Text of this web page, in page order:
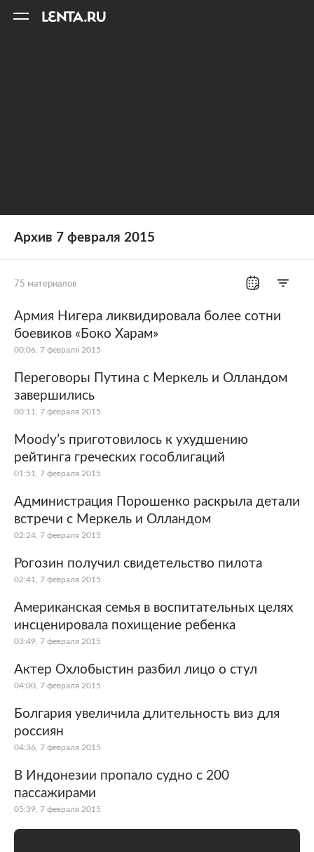
Архив 7 февраля 2015
75 материалов
Все рубрики Россия
Мир
Экономика Силовые структуры
Наука и техника
Культура Интернет и СМИ
Ценности
Из жизни Среда обитания
Забота о себе
Армия Нигера ликвидировала более сотни
боевиков «Боко Харам»
00:06, 7 февраля 2015
Переговоры Путина с Меркель и Олландом
завершились
00:11, 7 февраля 2015
Moody’s приготовилось к ухудшению
рейтинга греческих гособлигаций
01:51, 7 февраля 2015
Администрация Порошенко раскрыла детали
встречи с Меркель и Олландом
02:24, 7 февраля 2015
Рогозин получил свидетельство пилота
02:41, 7 февраля 2015
Американская семья в воспитательных целях
инсценировала похищение ребенка
03:49, 7 февраля 2015
Актер Охлобыстин разбил лицо о стул
04:00, 7 февраля 2015
Болгария увеличила длительность виз для
россиян
04:36, 7 февраля 2015
В Индонезии пропало судно с 200
пассажирами
05:39, 7 февраля 2015